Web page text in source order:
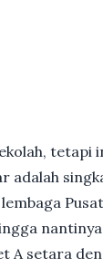
tetapi
adalah
A setara